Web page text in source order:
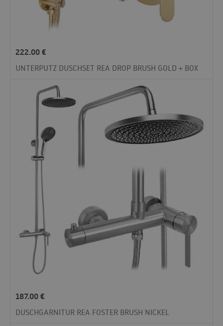
222.00€
UNTERPUTZ DUSCHSET REA DROP BRUSH GOLD + BOX
187.00€
DUSCHGARNITUR REA FOSTER BRUSH NICKEL